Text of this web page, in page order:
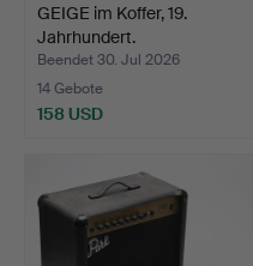
GEIGE im Koffer, 19.
Jahrhundert.
Beendet 30. Jul 2026
14 Gebote
158 USD